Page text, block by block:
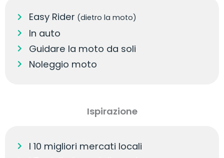
Easy Rider (dietro la moto)
In auto
Guidare la moto da soli
Noleggio moto
Ispirazione
I 10 migliori mercati locali